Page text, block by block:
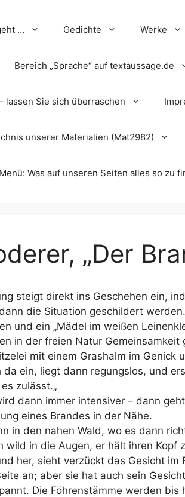
… Gedichte Werke
Bereich „Sprache“ auf textaussage.de
lassen Sie sich überraschen
unserer Materialien (Mat2982)
Was auf unseren Seiten alles so zu
„Der
steigt direkt ins Geschehen ein,
die Situation geschildert werden.
und ein „Mädel im weißen
in der freien Natur Gemeinsamkeit
mit einem Grashalm im Genick
da ein, liegt dann regungslos, und
zulässt.„
dann immer intensiver – dann
eines Brandes in der Nähe.
in den nahen Wald, wo es dann
wild in die Augen, er hält ihren Kopf
her, sieht verzückt das Gesicht im
an; aber sie hat auch sein
Die Föhrenstämme werden bis